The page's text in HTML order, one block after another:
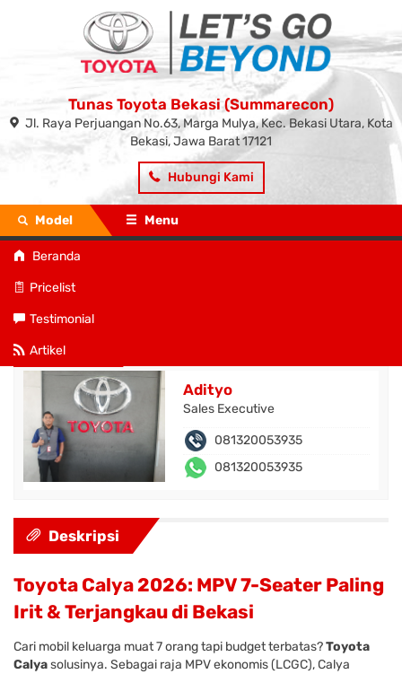
Tunas Toyota Bekasi (Summarecon)
Jl. Raya Perjuangan No.63, Marga Mulya, Kec. Bekasi Utara, Kota
Bekasi, Jawa Barat 17121
Hubungi Kami
Model Menu
Beranda
Pricelist
Testimonial
Artikel
Beranda»
New Calya
Preview
Adityo
Sales Executive
081320053935
081320053935
Deskripsi
Toyota Calya 2026: MPV 7-Seater Paling
Irit & Terjangkau di Bekasi
Cari mobil keluarga muat 7 orang tapi budget terbatas?Toyota
Calyasolusinya. Sebagai raja MPV ekonomis (LCGC), Calya